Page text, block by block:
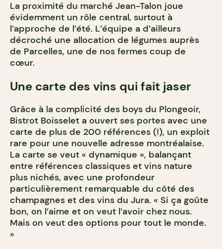
La proximité du marché Jean-Talon joue
évidemment un rôle central, surtout à
l’approche de l’été. L’équipe a d’ailleurs
décroché une allocation de légumes auprès
de Parcelles, une de nos fermes coup de
cœur.
Une carte des vins qui fait jaser
Grâce à la complicité des boys du Plongeoir,
Bistrot Boisselet a ouvert ses portes avec une
carte de plus de 200 références (!), un exploit
rare pour une nouvelle adresse montréalaise.
La carte se veut « dynamique », balançant
entre références classiques et vins nature
plus nichés, avec une profondeur
particulièrement remarquable du côté des
champagnes et des vins du Jura. « Si ça goûte
bon, on l’aime et on veut l’avoir chez nous.
Mais on veut des options pour tout le monde.
»